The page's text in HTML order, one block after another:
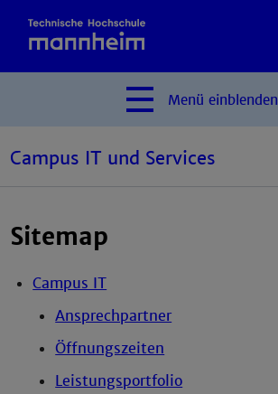
Menü einblenden
Campus IT und Services
Sitemap
Campus IT
Ansprechpartner
Öffnungszeiten
Leistungsportfolio